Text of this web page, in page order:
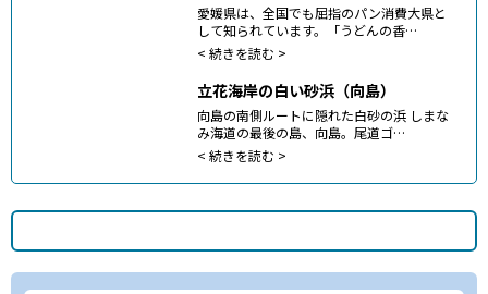
愛媛県は、全国でも屈指のパン消費大県と
して知られています。「うどんの香…
< 続きを読む >
立花海岸の白い砂浜（向島）
向島の南側ルートに隠れた白砂の浜 しまな
み海道の最後の島、向島。尾道ゴ…
< 続きを読む >